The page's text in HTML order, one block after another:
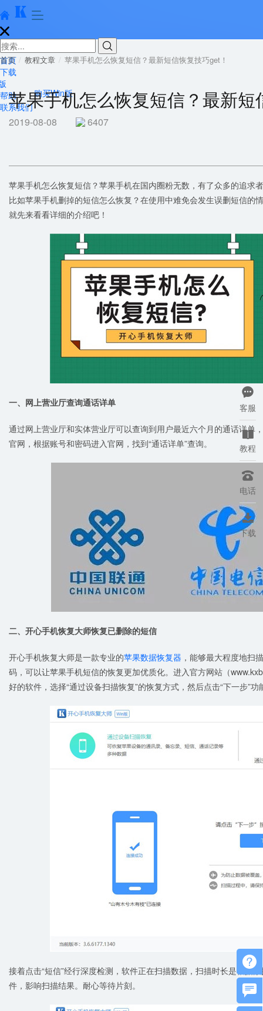
  


首页
下载
购买Win版
帮助
联系我们
首页 教程文章 苹果手机怎么恢复短信？最新短信恢复技巧get！
苹果手机怎么恢复短信？最新
2019-08-08 6407
苹果手机怎么恢复短信？苹果手机在国内圈粉无数，有了众多的追求
比如苹果手机删掉的短信怎么恢复？在使用中难免会发生误删短信的
就先来看看详细的介绍吧！
一、网上营业厅查询通话详单
通过网上营业厅和实体营业厅可以查询到用户最近六个月的通话详单
官网，根据账号和密码进入官网，找到“通话详单”查询。
二、开心手机恢复大师恢复已删除的短信
开心手机恢复大师是一款专业的苹果数据恢复器 ，能够最大程度地扫
码，可以让苹果手机短信的恢复更加优质化。进入官方网站（
好的软件，选择“通过设备扫描恢复”的恢复方式，然后点击“下一步”功
接着点击“短信”经行深度检测，软件正在扫描数据，扫描时长是根据
件，影响扫描结果。耐心等待片刻。



客服

教程

电话

下载